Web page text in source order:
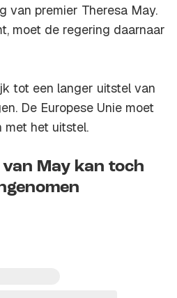
van premier Theresa May.
moet de regering daarnaar
tot een langer uitstel van
De Europese Unie moet
met het uitstel.
van May kan toch